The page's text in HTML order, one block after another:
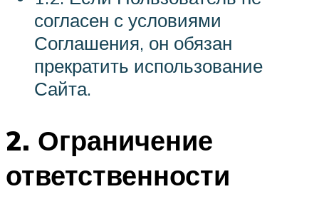
согласен с условиями
Соглашения, он обязан
прекратить использование
Сайта.
2. Ограничение
ответственности